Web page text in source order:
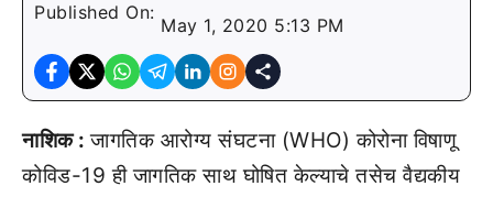
Published On:
May 1, 2020 5:13 PM
नाशिक :जागतिक आरोग्य संघटना (WHO) कोरोना विषाणू
कोविड-19 ही जागतिक साथ घोषित केल्याचे तसेच वैद्यकीय